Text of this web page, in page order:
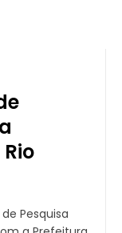
Pesquisa